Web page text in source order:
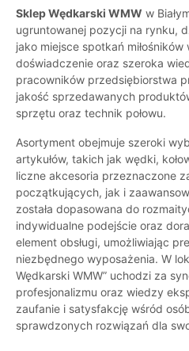
Sklep Wędkarski WMW w
ugruntowanej pozycji na rynku,
jako miejsce spotkań
doświadczenie oraz szeroka
pracowników przedsiębiorstwa
jakość sprzedawanych
sprzętu oraz technik połowu.
Asortyment obejmuje szeroki
artykułów, takich jak wędki,
liczne akcesoria przeznaczone
początkujących, jak i
została dopasowana do
indywidualne podejście oraz
element obsługi, umożliwiając
niezbędnego wyposażenia. W
Wędkarski WMW” uchodzi za
profesjonalizmu oraz wiedzy
zaufanie i satysfakcję wśród
sprawdzonych rozwiązań dla